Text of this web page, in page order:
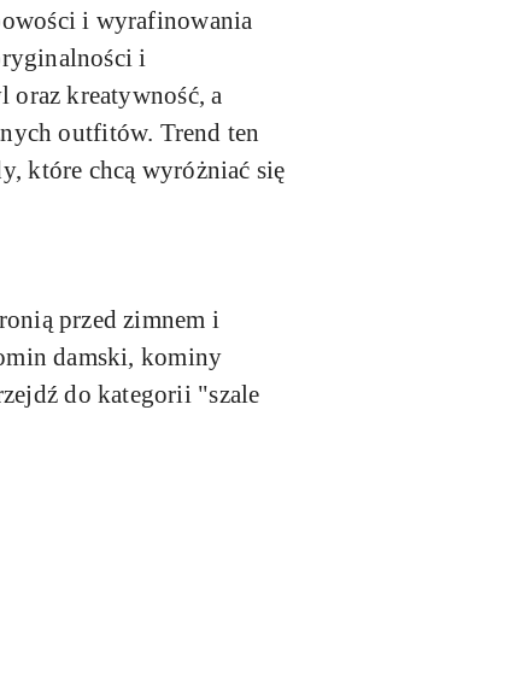
i wyrafinowania
i
kreatywność, a
outfitów. Trend ten
które chcą wyróżniać się
przed zimnem i
damski, kominy
do kategorii "szale